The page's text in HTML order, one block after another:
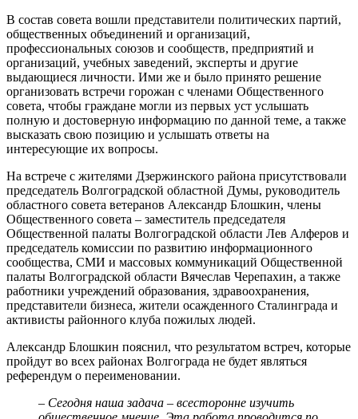
В состав совета вошли представители политических партий,
общественных объединений и организаций,
профессиональных союзов и сообществ, предприятий и
организаций, учебных заведений, эксперты и другие
выдающиеся личности. Ими же и было принято решение
организовать встречи горожан с членами Общественного
совета, чтобы граждане могли из первых уст услышать
полную и достоверную информацию по данной теме, а также
высказать свою позицию и услышать ответы на
интересующие их вопросы.
На встрече с жителями Дзержинского района присутствовали
председатель Волгоградской областной Думы, руководитель
областного совета ветеранов Александр Блошкин, члены
Общественного совета – заместитель председателя
Общественной палаты Волгоградской области Лев Алферов и
председатель комиссии по развитию информационного
сообщества, СМИ и массовых коммуникаций Общественной
палаты Волгоградской области Вячеслав Черепахин, а также
работники учреждений образования, здравоохранения,
представители бизнеса, жители осажденного Сталинграда и
активисты районного клуба пожилых людей.
Александр Блошкин пояснил, что результатом встреч, которые
пройдут во всех районах Волгограда не будет являться
референдум о переименовании.
– Сегодня наша задача – всесторонне изучить